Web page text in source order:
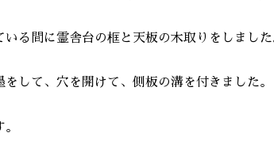
る間に霊舎台の框と天板の木取りをしました
して、穴を開けて、側板の溝を付きました。